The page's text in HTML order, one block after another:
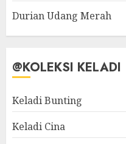
Durian Udang Merah
@KOLEKSI KELADI
Keladi Bunting
Keladi Cina